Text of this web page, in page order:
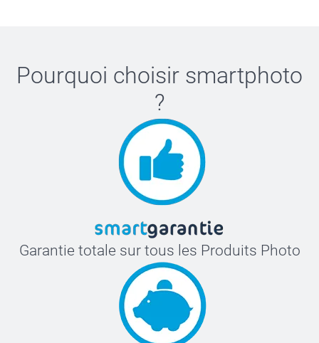
Pourquoi choisir smartphoto
?
Garantie totale sur tous les Produits Photo